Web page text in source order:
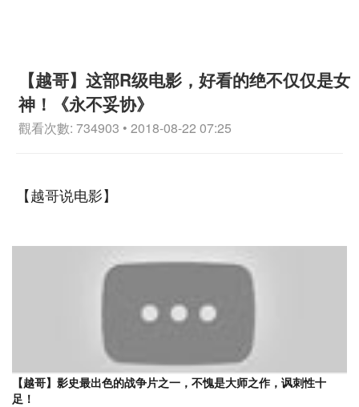
【越哥】这部R级电影，好看的绝不仅仅是女
神！《永不妥协》
觀看次數: 734903 • 2018-08-22 07:25
【越哥说电影】
【越哥】影史最出色的战争片之一，不愧是大师之作，讽刺性十
足！